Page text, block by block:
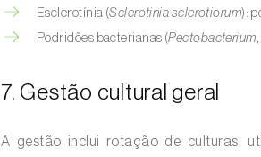
Esclerotínia (Sclerotinia sclerotiorum):
Podridões bacterianas (Pectobacterium,
7. Gestão cultural geral
A gestão inclui rotação de culturas,